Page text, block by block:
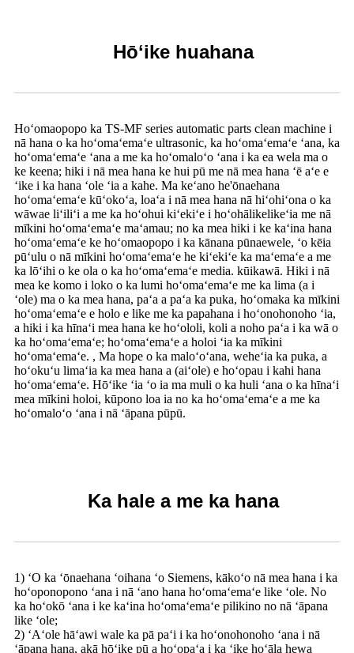
Hōʻike huahana
Hoʻomaopopo ka TS-MF series automatic parts clean machine i
nā hana o ka hoʻomaʻemaʻe ultrasonic, ka hoʻomaʻemaʻe ʻana, ka
hoʻomaʻemaʻe ʻana a me ka hoʻomaloʻo ʻana i ka ea wela ma o
ke keena; hiki i nā mea hana ke hui pū me nā mea hana ʻē aʻe e
ʻike i ka hana ʻole ʻia a kahe. Ma keʻano he'ōnaehana
hoʻomaʻemaʻe kūʻokoʻa, loaʻa i nā mea hana nā hiʻohiʻona o ka
wāwae liʻiliʻi a me ka hoʻohui kiʻekiʻe i hoʻohālikelikeʻia me nā
mīkini hoʻomaʻemaʻe maʻamau; no ka mea hiki i ke kaʻina hana
hoʻomaʻemaʻe ke hoʻomaopopo i ka kānana pūnaewele, ʻo kēia
pūʻulu o nā mīkini hoʻomaʻemaʻe he kiʻekiʻe ka maʻemaʻe a me
ka lōʻihi o ke ola o ka hoʻomaʻemaʻe media. kūikawā. Hiki i nā
mea ke komo i loko o ka lumi hoʻomaʻemaʻe me ka lima (a i
ʻole) ma o ka mea hana, paʻa a paʻa ka puka, hoʻomaka ka mīkini
hoʻomaʻemaʻe e holo e like me ka papahana i hoʻonohonoho ʻia,
a hiki i ka hīnaʻi mea hana ke hoʻololi, koli a noho paʻa i ka wā o
ka hoʻomaʻemaʻe; hoʻomaʻemaʻe a holoi ʻia ka mīkini
hoʻomaʻemaʻe. , Ma hope o ka maloʻoʻana, weheʻia ka puka, a
hoʻokuʻu limaʻia ka mea hana a (aiʻole) e hoʻopau i kahi hana
hoʻomaʻemaʻe. Hōʻike ʻia ʻo ia ma muli o ka huli ʻana o ka hīnaʻi
mea mīkini holoi, kūpono loa ia no ka hoʻomaʻemaʻe a me ka
hoʻomaloʻo ʻana i nā ʻāpana pūpū.
Ka hale a me ka hana
1) ʻO ka ʻōnaehana ʻoihana ʻo Siemens, kākoʻo nā mea hana i ka
hoʻoponopono ʻana i nā ʻano hana hoʻomaʻemaʻe like ʻole. No
ka hoʻokō ʻana i ke kaʻina hoʻomaʻemaʻe pilikino no nā ʻāpana
like ʻole;
2) ʻAʻole hāʻawi wale ka pā paʻi i ka hoʻonohonoho ʻana i nā
ʻāpana hana, akā hōʻike pū a hoʻopaʻa i ka ʻike hoʻāla hewa